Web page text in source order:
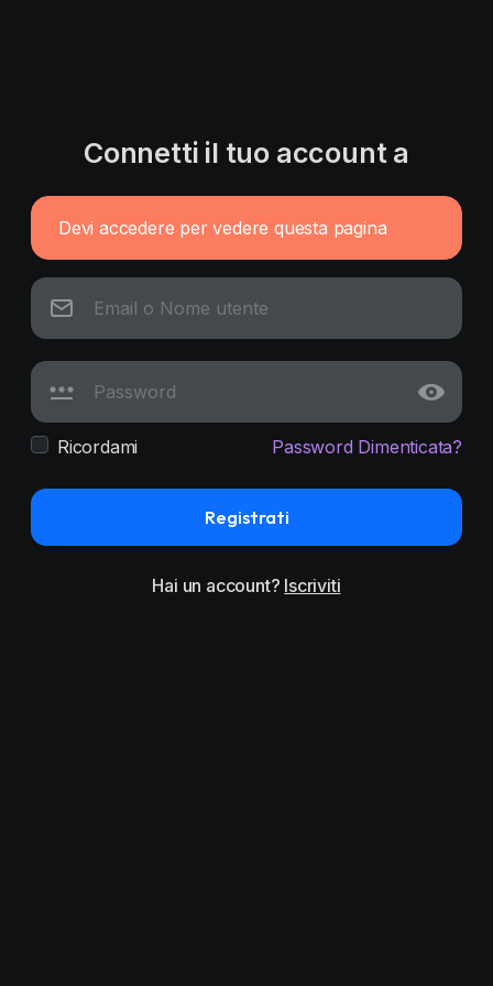
Connetti il tuo account a
Devi accedere per vedere questa pagina
Ricordami Password Dimenticata?
Registrati
Hai un account? Iscriviti